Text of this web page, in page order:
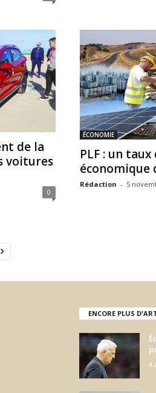
de la
voitures
0
ÉCONOMIE
PLF : un
économique
Rédaction - 5
ENCORE PLUS
4